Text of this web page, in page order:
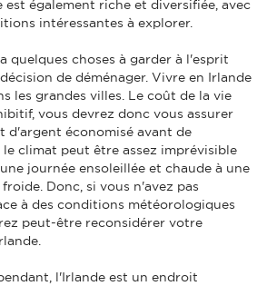
est également riche et diversifiée, avec
intéressantes à explorer.
quelques choses à garder à l'esprit
de déménager. Vivre en Irlande
les grandes villes. Le coût de la vie
vous devrez donc vous assurer
d'argent économisé avant de
le climat peut être assez imprévisible
journée ensoleillée et chaude à une
Donc, si vous n'avez pas
à des conditions météorologiques
peut-être reconsidérer votre
l'Irlande est un endroit